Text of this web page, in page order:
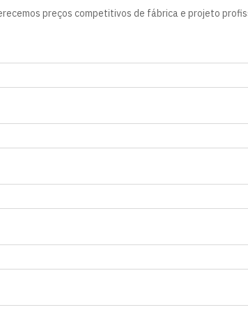
preços competitivos de fábrica e projeto